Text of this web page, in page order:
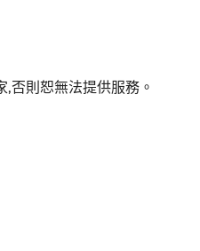
否則恕無法提供服務。